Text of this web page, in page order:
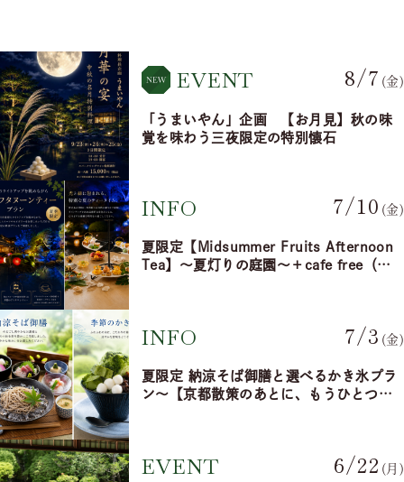
EVENT
「うまいやん」企画 【お月見】秋の味
覚を味わう三夜限定の特別懐石
8/7 (金)
INFO
夏限定【Midsummer Fruits Afternoon
Tea】～夏灯りの庭園～＋cafe free（大
7/10 (金)
INFO
夏限定 納涼そば御膳と選べるかき氷プラ
ン～【京都散策のあとに、もうひとつの
7/3 (金)
EVENT 6/22 (月)